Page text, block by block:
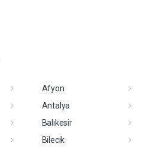
Afyon
Antalya
Balıkesir
Bilecik